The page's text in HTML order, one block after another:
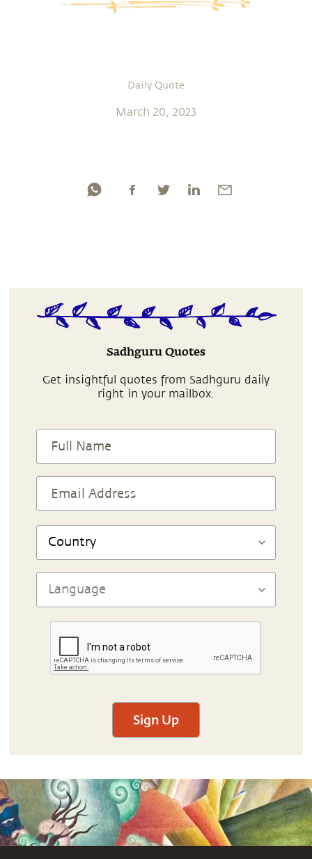
Daily Quote
March 20, 2023
Sadhguru Quotes
Get insightful quotes from Sadhguru daily
right in your mailbox.
Sign Up